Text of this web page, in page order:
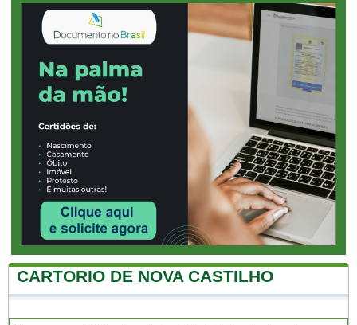
CARTORIO DE NOVA CASTILHO